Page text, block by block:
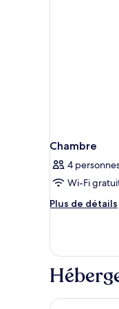
Chambre
4
Wi-Fi
Plus de détails
Plus
Chambre
Sheraton